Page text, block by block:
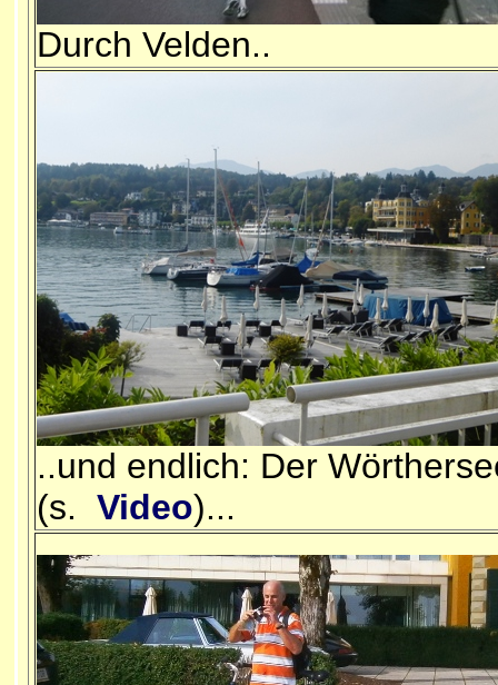
Durch Velden..
..und endlich: Der
(s. Video)...